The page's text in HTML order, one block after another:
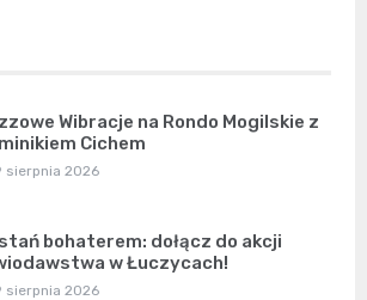
Wibracje na Rondo Mogilskie z
Cichem
sierpnia 2026
bohaterem: dołącz do akcji
w Łuczycach!
sierpnia 2026